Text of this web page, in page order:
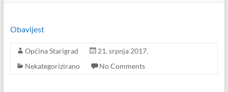
Obavijest
Općina Starigrad
21. srpnja 2017.
Nekategorizirano
No Comments